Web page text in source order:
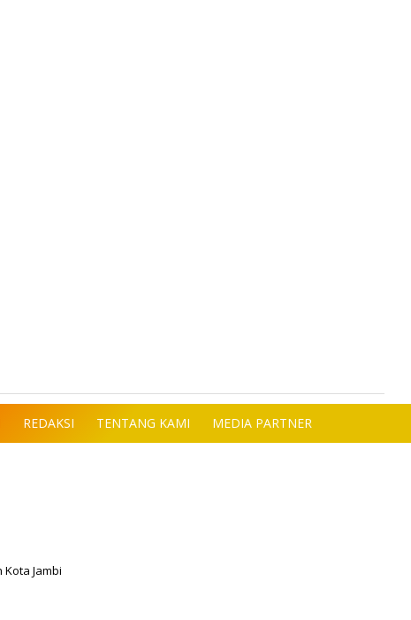
REDAKSI TENTANG KAMI MEDIA PARTNER
Jambi